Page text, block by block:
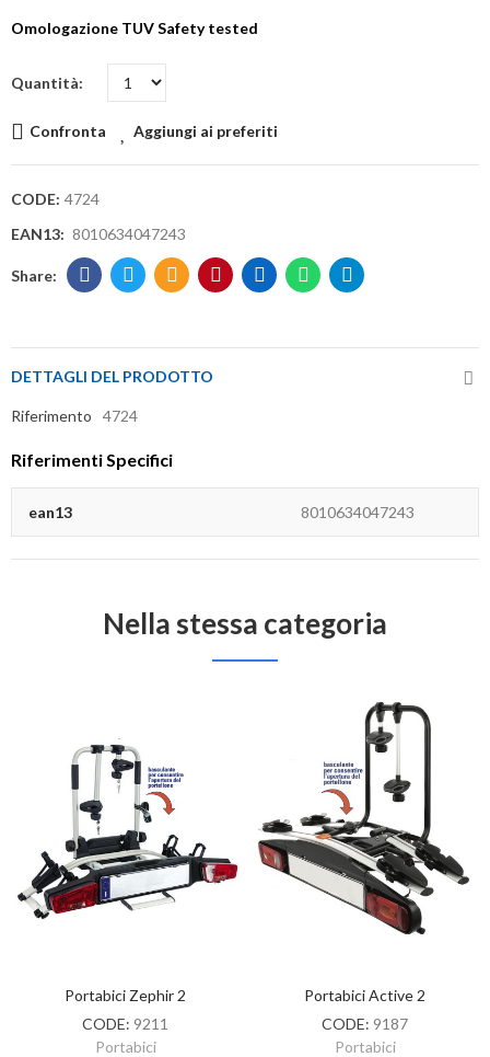
Omologazione TUV Safety tested
Quantità
Confronta Aggiungi ai preferiti
CODE: 4724
EAN13: 8010634047243
DETTAGLI DEL PRODOTTO
Riferimento 4724
Riferimenti Specifici
ean13 8010634047243
Nella stessa categoria
Portabici Zephir 2
CODE: 9211
Portabici
Portabici Active 2
CODE: 9187
Portabici